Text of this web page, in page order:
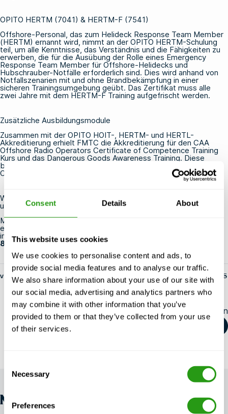
Consent Details About
This website uses cookies
We use cookies to personalise content and ads, to
provide social media features and to analyse our traffic.
We also share information about your use of our site with
our social media, advertising and analytics partners who
may combine it with other information that you’ve
provided to them or that they’ve collected from your use
of their services.
Selection
Necessary
Preferences
OPITO HERTM (7041) & HERTM-F (7541)
Offshore-Personal, das zum Helideck Response Team Member
(HERTM) ernannt wird, nimmt an der OPITO HERTM-Schulung
teil, um alle Kenntnisse, das Verständnis und die Fähigkeiten zu
erwerben, die für die Ausübung der Rolle eines Emergency
Response Team Member für Offshore-Helidecks und
Hubschrauber-Notfälle erforderlich sind. Dies wird anhand von
Notfallszenarien mit und ohne Brandbekämpfung in einer
sicheren Trainingsumgebung geübt. Das Zertifikat muss alle
zwei Jahre mit dem HERTM-F Training aufgefrischt werden.
Zusätzliche Ausbildungsmodule
Zusammen mit der OPITO HOIT-, HERTM- und HERTL-
Akkreditierung erhielt FMTC die Akkreditierung für den CAA
Offshore Radio Operators Certificate of Competence Training
Kurs und das Dangerous Goods Awareness Training. Diese
beiden Kurse sind Voraussetzung für die Teilnahme an der
OPITO HOIT-, HERTM- und HERTL-Schulung.
Weitere Informationen über unsere Kurse Helideck Operations
und Emergency Response Team
Möchten Sie weitere Informationen zu den Kursen erhalten oder
einen dieser Kurse buchen? Bitte zögern Sie nicht, uns unter
info@fmtcsafety.com zu kontaktieren oder anzurufen
85 130 74 61.
von fs-admin 14. Mai 2025
Diesen Artikel teilen
NEWS